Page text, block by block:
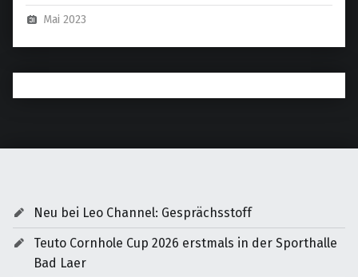
Mai 2023
Neu bei Leo Channel: Gesprächsstoff
Teuto Cornhole Cup 2026 erstmals in der Sporthalle
Bad Laer